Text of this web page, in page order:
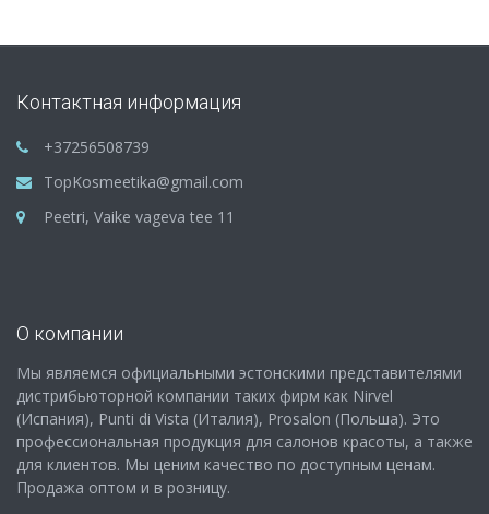
Контактная информация
+37256508739
TopKosmeetika@gmail.com
Peetri, Vaike vageva tee 11
О компании
Мы являемся официальными эстонскими представителями
дистрибьюторной компании таких фирм как Nirvel
(Испания), Punti di Vista (Италия), Prosalon (Польша). Это
профессиональная продукция для салонов красоты, а также
для клиентов. Мы ценим качество по доступным ценам.
Продажа оптом и в розницу.